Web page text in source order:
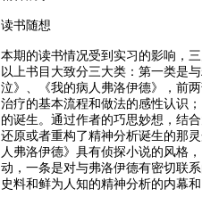
读书随想
本期的读书情况受到实习的影响，
以上书目大致分三大类：第一类是
泣》、《我的病人弗洛伊德》，前
治疗的基本流程和做法的感性认识
的诞生。通过作者的巧思妙想，结
还原或者重构了精神分析诞生的那
人弗洛伊德》具有侦探小说的风格
动，一条是对与弗洛伊德有密切联
史料和鲜为人知的精神分析的内幕